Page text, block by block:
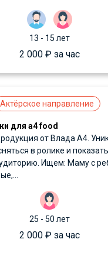
13 - 15 лет
2 000 ₽ за час
Актёрское направление
для a4 food
от Влада А4.
в ролике и
Ищем: Маму с
25 - 50 лет
2 000 ₽ за час